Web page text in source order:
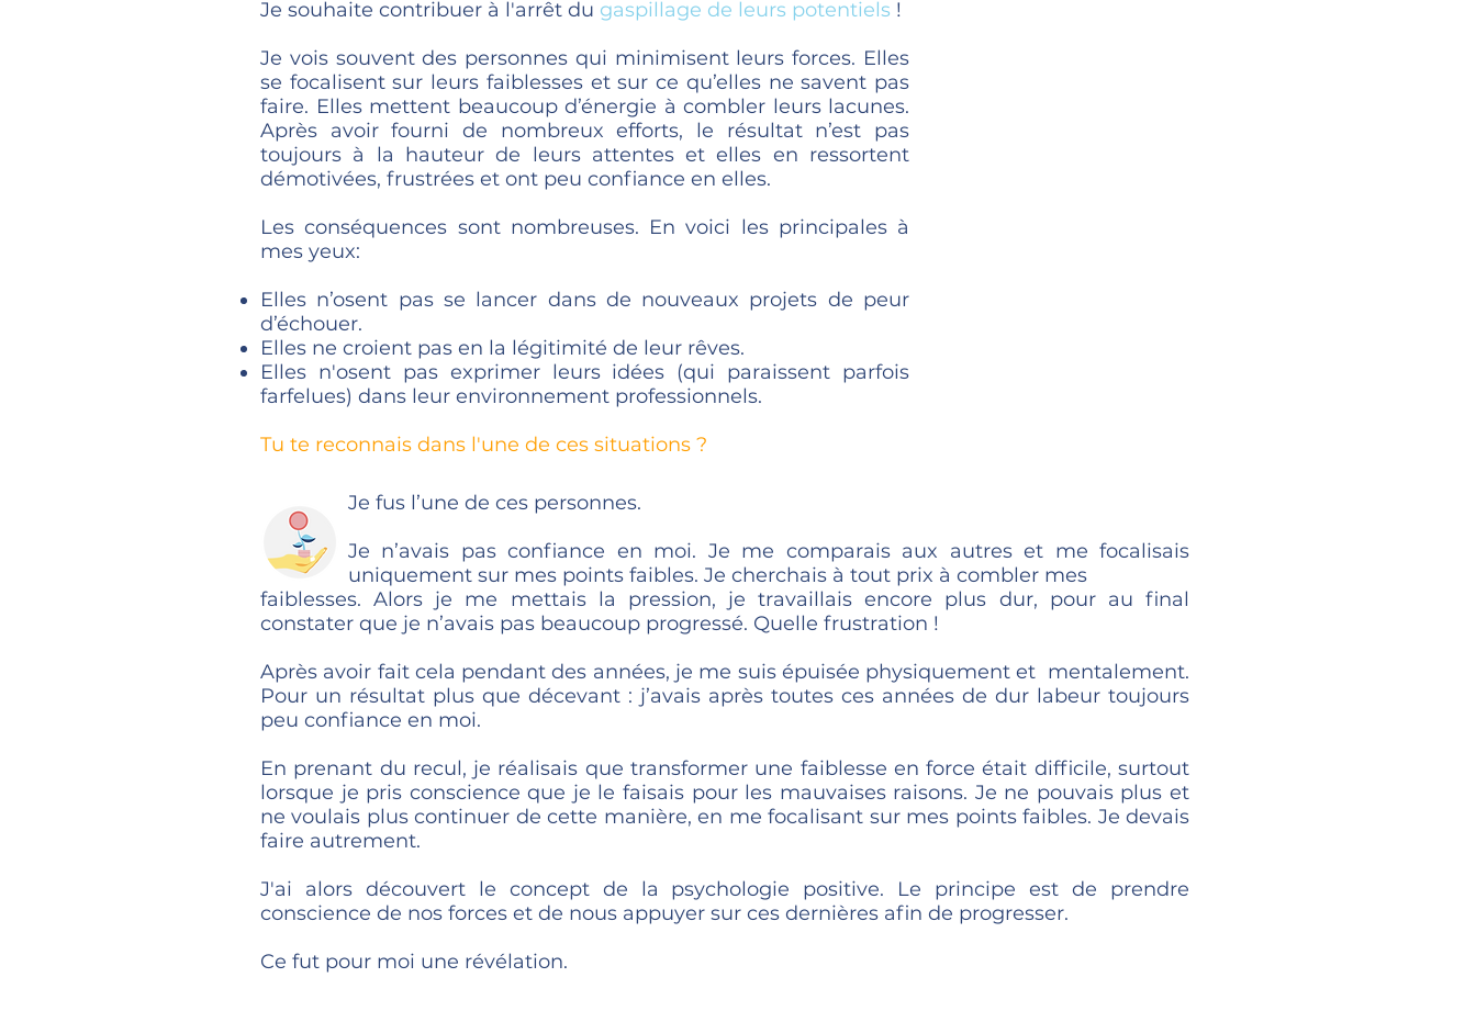
Je souhaite contribuer à l'arrêt du gaspillage de leurs potentiels !
Je vois souvent des personnes qui minimisent leurs forces. Elles
se focalisent sur leurs faiblesses et sur ce qu’elles ne savent pas
faire. Elles mettent beaucoup d’énergie à combler leurs lacunes.
Après avoir fourni de nombreux efforts, le résultat n’est pas
toujours à la hauteur de leurs attentes et elles en ressortent
démotivées, frustrées et ont peu confiance en elles.
Les conséquences sont nombreuses. En voici les principales à
mes yeux:
Elles n’osent pas se lancer dans de nouveaux projets de peur
d’échouer.
Elles ne croient pas en la légitimité de leur rêves.
Elles n'osent pas exprimer leurs idées (qui paraissent parfois
farfelues) dans leur environnement professionnels.
Tu te reconnais dans l'une de ces situations ?
​Je fus l’une de ces personnes.
Je n’avais pas confiance en moi. Je me comparais aux autres et me focalisais
uniquement sur mes points faibles. Je cherchais à tout prix à combler mes
faiblesses. Alors je me mettais la pression, je travaillais encore plus dur, pour au final
constater que je n’avais pas beaucoup progressé. Quelle frustration !
Après avoir fait cela pendant des années, je me suis épuisée physiquement et mentalement.
Pour un résultat plus que décevant : j’avais après toutes ces années de dur labeur toujours
peu confiance en moi.
En prenant du recul, je réalisais que transformer une faiblesse en force était difficile, surtout
lorsque je pris conscience que je le faisais pour les mauvaises raisons. Je ne pouvais plus et
ne voulais plus continuer de cette manière, en me focalisant sur mes points faibles. Je devais
faire autrement.
J'ai alors découvert le concept de la psychologie positive. Le principe est de prendre
conscience de nos forces et de nous appuyer sur ces dernières afin de progresser.
Ce fut pour moi une révélation.